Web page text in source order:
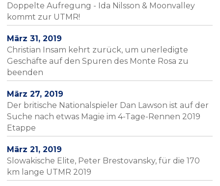
Doppelte Aufregung - Ida Nilsson & Moonvalley
kommt zur UTMR!
März 31, 2019
Christian Insam kehrt zurück, um unerledigte
Geschäfte auf den Spuren des Monte Rosa zu
beenden
März 27, 2019
Der britische Nationalspieler Dan Lawson ist auf der
Suche nach etwas Magie im 4-Tage-Rennen 2019
Etappe
März 21, 2019
Slowakische Elite, Peter Brestovansky, für die 170
km lange UTMR 2019